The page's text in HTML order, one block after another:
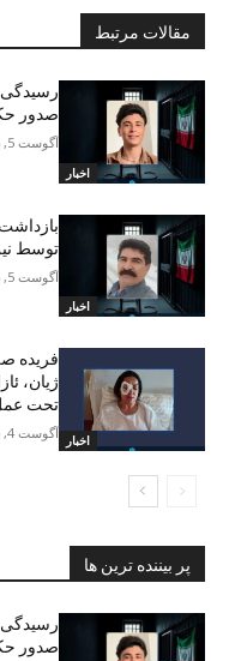
مقالات مرتبط
اخبار
رسیدگی
صدور
آگوست 5, 2026
اخبار
توسط
آگوست 5, 2026
اخبار
فریده
ژیان،
تحت
آگوست 4, 2026
پر بیننده ترین ها
رسیدگی
صدور